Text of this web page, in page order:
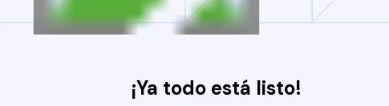
¡Ya todo está listo!